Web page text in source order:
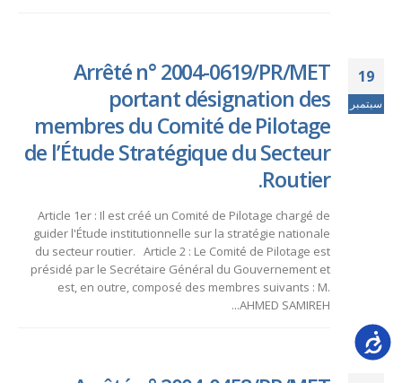
19
سبتمبر
Arrêté n° 2004-0619/PR/MET
portant désignation des
membres du Comité de Pilotage
de l’Étude Stratégique du Secteur
Routier.
Article 1er : Il est créé un Comité de Pilotage chargé de
guider l'Étude institutionnelle sur la stratégie nationale
du secteur routier. Article 2 : Le Comité de Pilotage est
présidé par le Secrétaire Général du Gouvernement et
est, en outre, composé des membres suivants : M.
AHMED SAMIREH...